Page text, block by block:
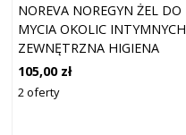
NOREVA NOREGYN ŻEL DO
MYCIA OKOLIC INTYMNYCH
ZEWNĘTRZNA HIGIENA
INTYMNA 500ML
105,00 zł
2 oferty